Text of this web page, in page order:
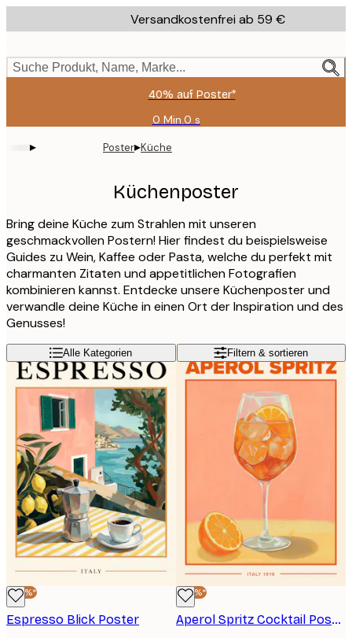
to
content.
Versandkostenfrei ab 59 €
Suche Produkt, Name, Marke...
40% auf Poster*
0 Min.0 s
Gültig
▸ Poster▸Küche
Küchenposter
Bring deine Küche zum Strahlen mit unseren
geschmackvollen Postern! Hier findest du beispielsweise
Guides zu Wein, Kaffee oder Pasta, welche du perfekt mit
charmanten Zitaten und appetitlichen Fotografien
kombinieren kannst. Entdecke unsere Küchenposter und
verwandle deine Küche in einen Ort der Inspiration und des
Genusses!
Alle Kategorien Filtern & sortieren
-40%*
Espresso Blick Poster
-40%*
Aperol Spritz Cocktail Poster